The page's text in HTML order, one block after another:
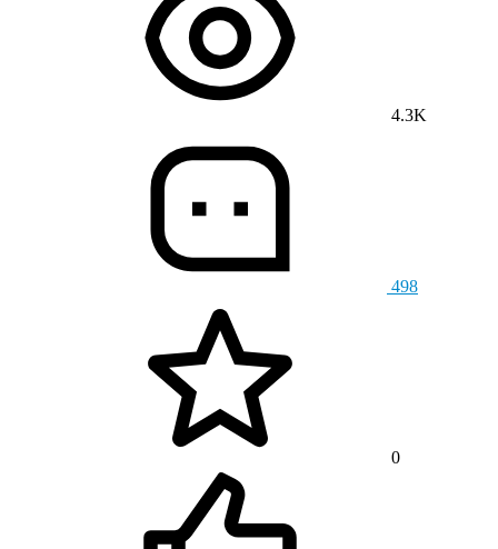
4.3K
498
0